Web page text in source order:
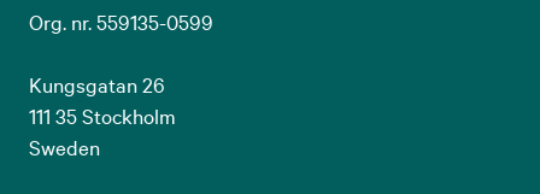
Org. nr. 559135-0599
Kungsgatan 26
111 35 Stockholm
Sweden